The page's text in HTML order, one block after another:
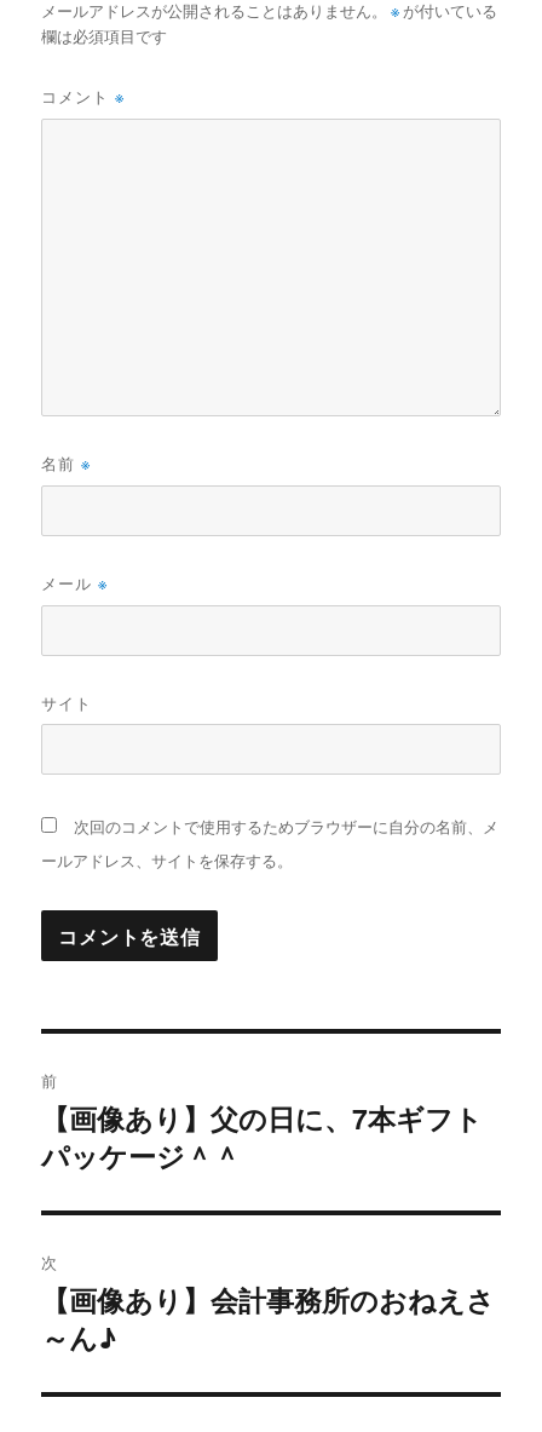
メールアドレスが公開されることはありません。 ※ が付いている
欄は必須項目です
コメント※
名前※
メール※
サイト
次回のコメントで使用するためブラウザーに自分の名前、メ
ールアドレス、サイトを保存する。
稿
ナ
ビ
ゲ
ー
シ
前
去
投
稿:
【画像あり】父の日に、7本ギフト
パッケージ＾＾
次
の
稿:
【画像あり】会計事務所のおねえさ
～ん♪